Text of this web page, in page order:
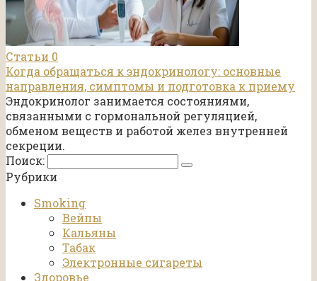
Статьи 0
Когда обращаться к эндокринологу: основные
направления, симптомы и подготовка к приему
Эндокринолог занимается состояниями,
связанными с гормональной регуляцией,
обменом веществ и работой желез внутренней
секреции.
Поиск:
Рубрики
Smoking
Вейпы
Кальяны
Табак
Электронные сигареты
Здоровье